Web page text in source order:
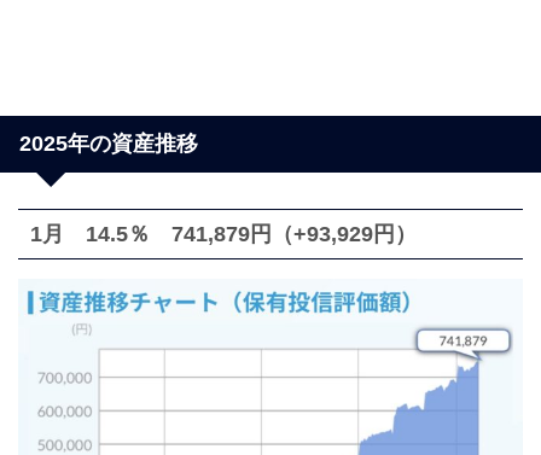
2025年の資産推移
1月 14.5％ 741,879円（+93,929円）